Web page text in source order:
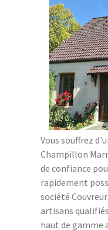
Vous souffrez
Champillon
de confiance
rapidement
société
artisans
haut de gamme